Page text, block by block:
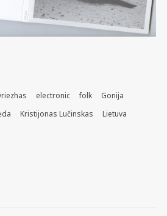
electronic folk
Gonija
Kristijonas Lučinskas
Lietuva